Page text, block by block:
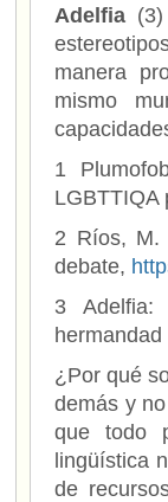
Adelfia
manera
mismo
1
LGBTTIQA
2 Ríos, M.
debate,
3 Adelfia:
hermandad
¿Por qué
demás y
que todo
lingüística
de